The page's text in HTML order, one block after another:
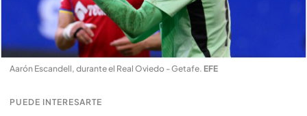
Aarón Escandell, durante el Real Oviedo - Getafe. EFE
PUEDE INTERESARTE